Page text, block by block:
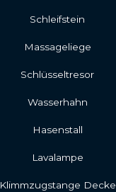
Schleifstein
Massageliege
Schlüsseltresor
Wasserhahn
Hasenstall
Lavalampe
Klimmzugstange Decke